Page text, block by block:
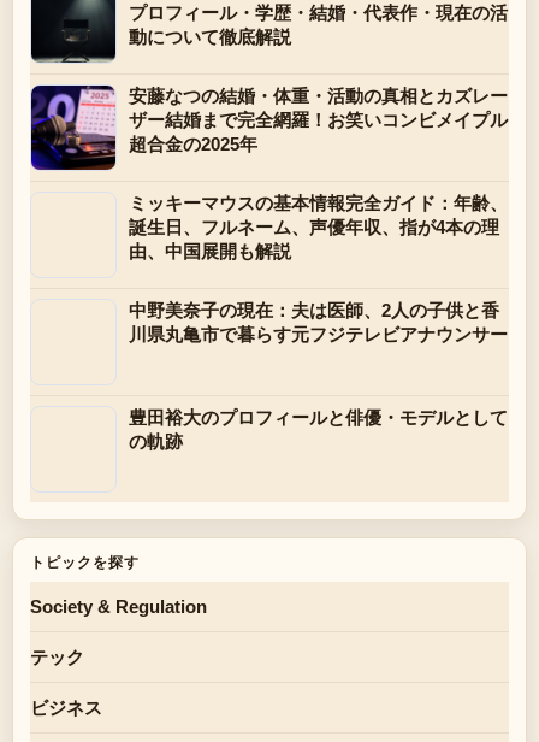
プロフィール・学歴・結婚・代表作・現在の活
動について徹底解説
安藤なつの結婚・体重・活動の真相とカズレー
ザー結婚まで完全網羅！お笑いコンビメイプル
超合金の2025年
ミッキーマウスの基本情報完全ガイド：年齢、
誕生日、フルネーム、声優年収、指が4本の理
由、中国展開も解説
中野美奈子の現在：夫は医師、2人の子供と香
川県丸亀市で暮らす元フジテレビアナウンサー
豊田裕大のプロフィールと俳優・モデルとして
の軌跡
トピックを探す
Society & Regulation
テック
ビジネス